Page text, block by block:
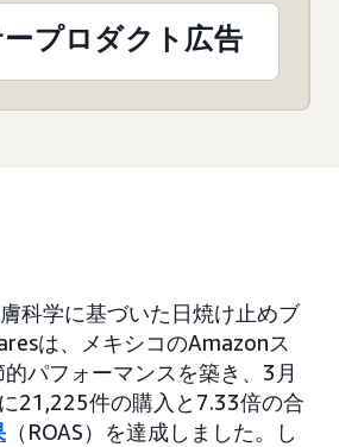
プロダクト広告
科学に基づいた日焼け止めブ
は、メキシコのAmazonス
的パフォーマンスを築き、3月
21,225件の購入と7.33倍の合
（ROAS）を達成しました。し